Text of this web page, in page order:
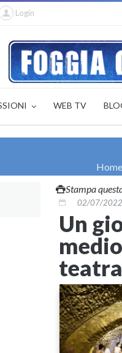
Login
WEB TV
Home
Stampa
02/07/
Un